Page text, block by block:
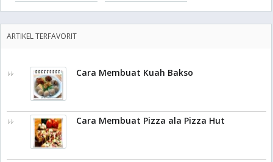
ARTIKEL TERFAVORIT
Cara Membuat Kuah Bakso
Cara Membuat Pizza ala Pizza Hut